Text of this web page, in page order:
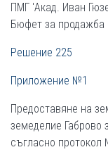
ПМГ 'Акад. Иван
Бюфет за продажба
Решение 225
Приложение №1
Предоставяне на
земеделие Габрово
съгласно